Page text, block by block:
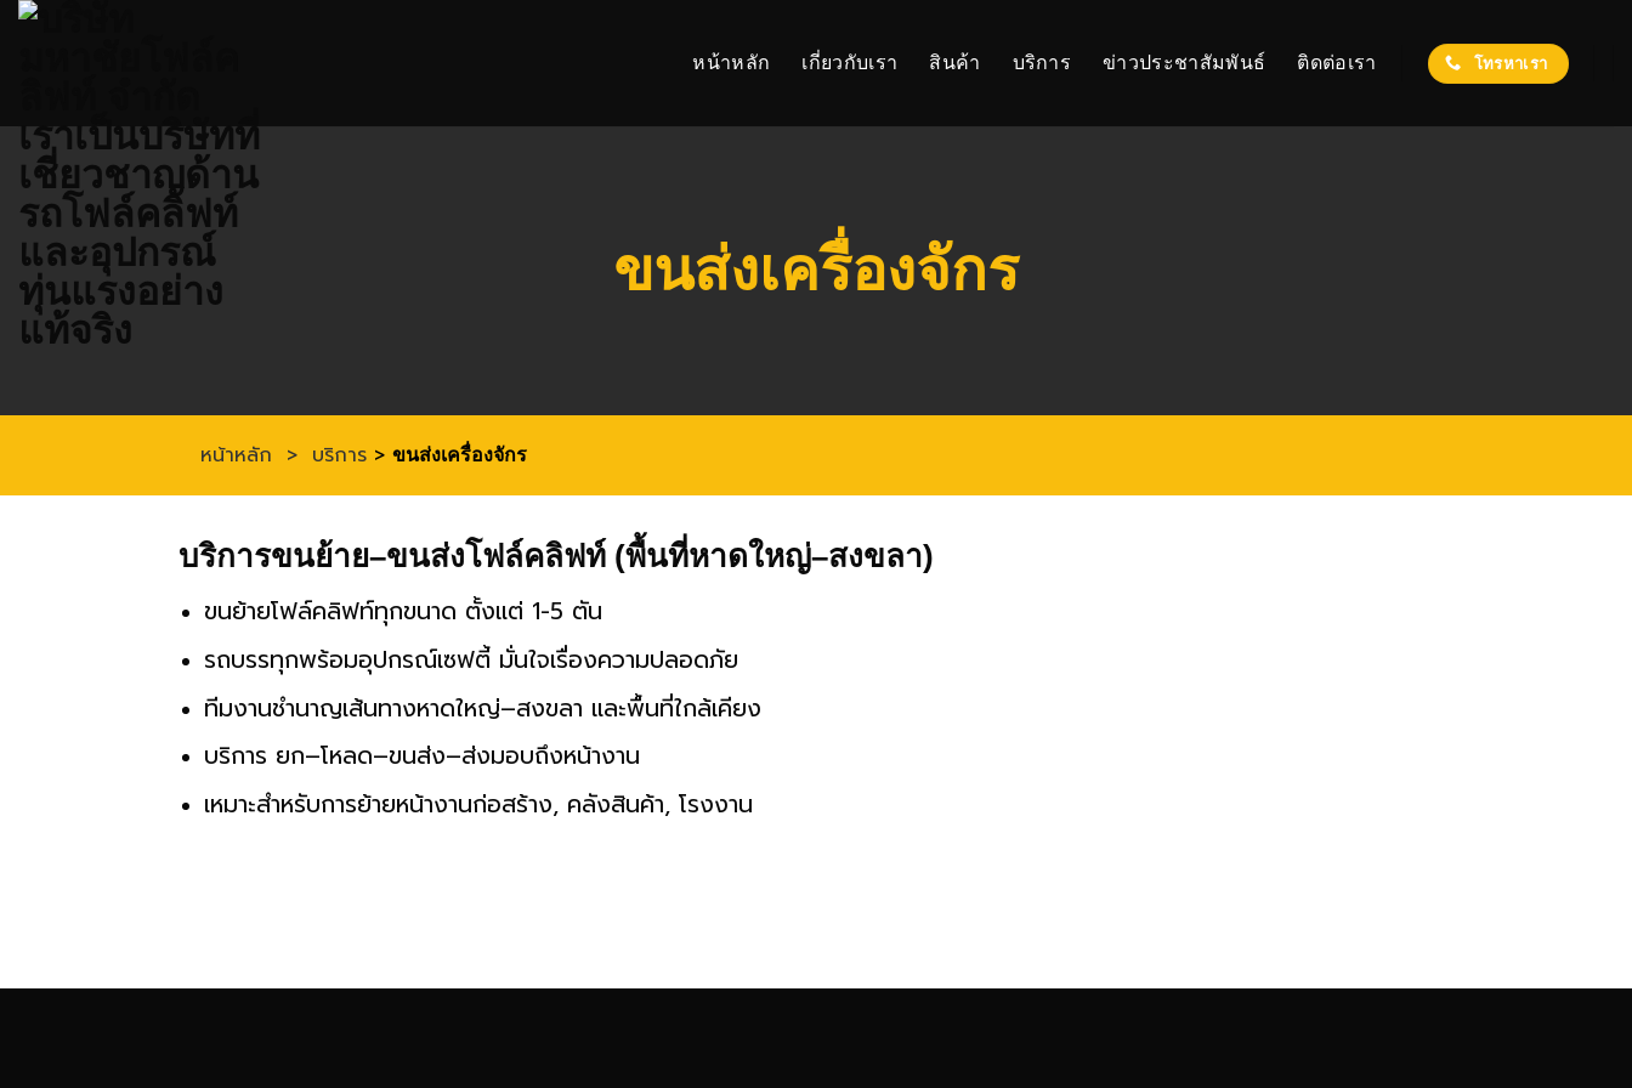
ข้าม
หน้าหลัก เกี่ยวกับเรา สินค้า บริการ ข่าวประชาสัมพันธ์ ติดต่อเรา โทรหาเรา
ขนส่งเครื่องจักร
หน้าหลัก > บริการ > ขนส่งเครื่องจักร
บริการขนย้าย–ขนส่งโฟล์คลิฟท์ (พื้นที่หาดใหญ่–สงขลา)
ขนย้ายโฟล์คลิฟท์ทุกขนาด ตั้งแต่ 1-5 ตัน
รถบรรทุกพร้อมอุปกรณ์เซฟตี้ มั่นใจเรื่องความปลอดภัย
ทีมงานชำนาญเส้นทางหาดใหญ่–สงขลา และพื้นที่ใกล้เคียง
บริการ ยก–โหลด–ขนส่ง–ส่งมอบถึงหน้างาน
เหมาะสำหรับการย้ายหน้างานก่อสร้าง, คลังสินค้า, โรงงาน